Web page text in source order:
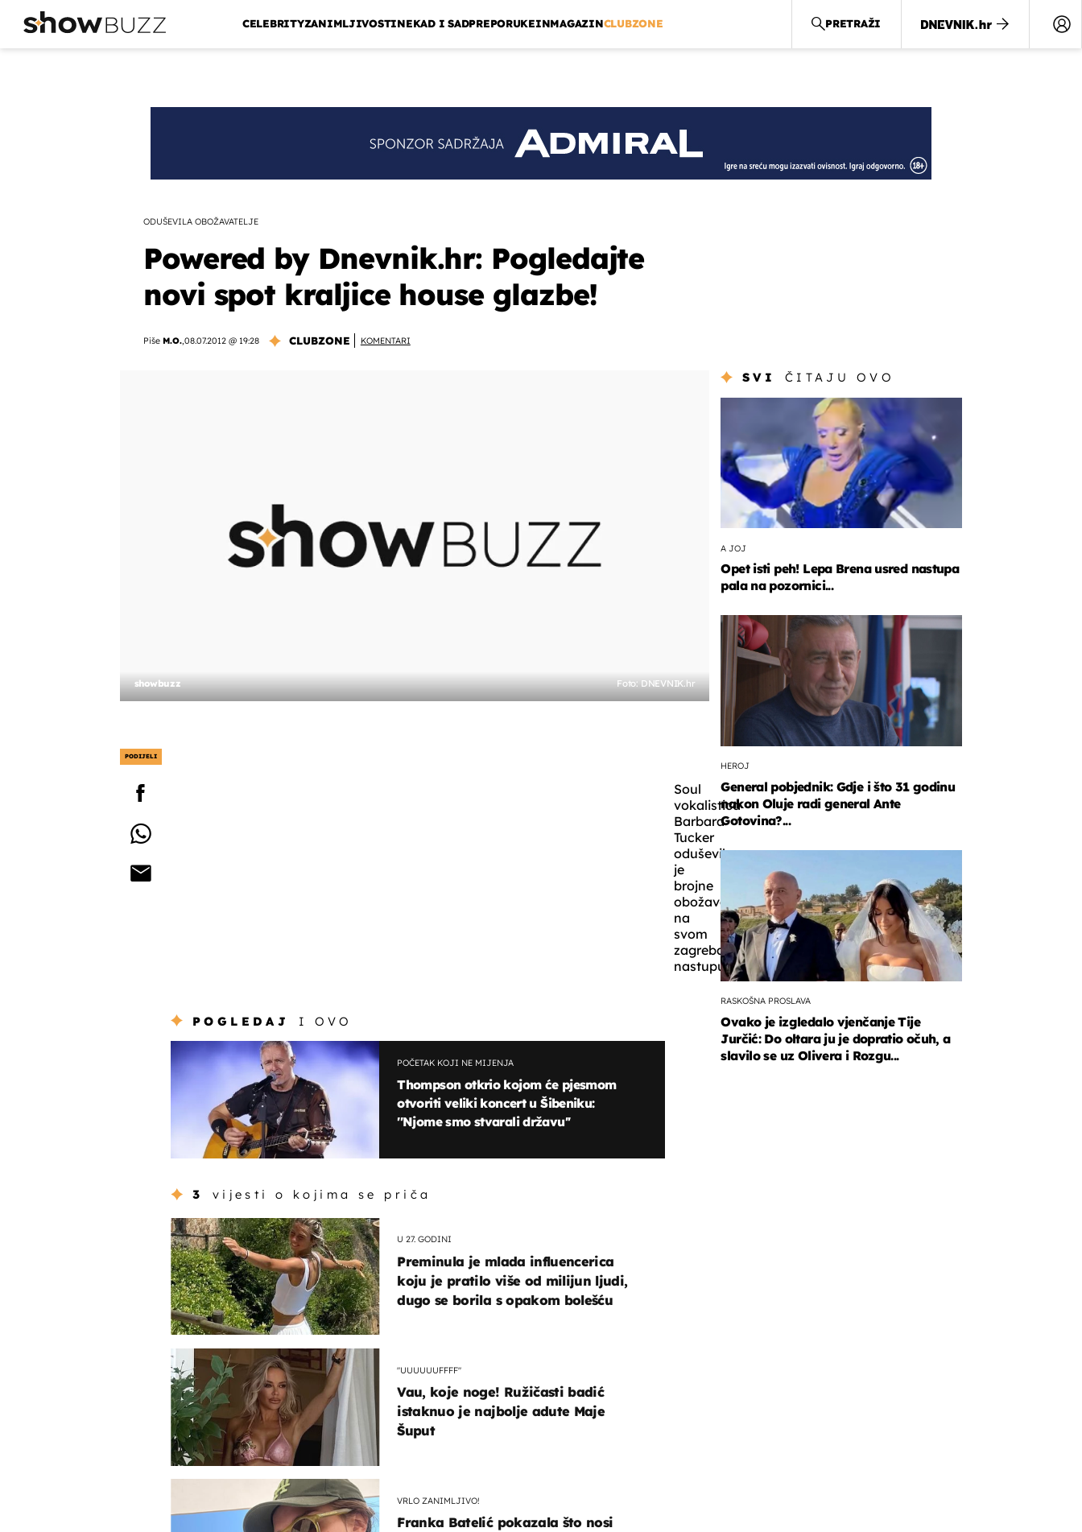
CELEBRITYZANIMLJIVOSTINEKAD I SADPREPORUKEINMAGAZINCLUBZONE PRETRAŽI
ODUŠEVILA OBOŽAVATELJE
Powered by Dnevnik.hr: Pogledajte
novi spot kraljice house glazbe!
Piše M.O.,08.07.2012 @ 19:28 CLUBZONE KOMENTARI
showbuzz Foto: DNEVNIK.hr
PODIJELI
Soul
vokalistica
Barbara
Tucker
oduševila
je
brojne
obožavatelje
na
svom
zagrebačkom
nastupu.
POGLEDAJ I OVO
POČETAK KOJI NE MIJENJA
Thompson otkrio kojom će pjesmom
otvoriti veliki koncert u Šibeniku:
''Njome smo stvarali državu''
3 vijesti o kojima se priča
U 27. GODINI
Preminula je mlada influencerica
koju je pratilo više od milijun ljudi,
dugo se borila s opakom bolešću
"UUUUUUFFFF"
Vau, koje noge! Ružičasti badić
istaknuo je najbolje adute Maje
Šuput
VRLO ZANIMLJIVO!
Franka Batelić pokazala što nosi
SVI ČITAJU OVO
A JOJ
Opet isti peh! Lepa Brena usred nastupa
pala na pozornici...
HEROJ
General pobjednik: Gdje i što 31 godinu
nakon Oluje radi general Ante
Gotovina?...
RASKOŠNA PROSLAVA
Ovako je izgledalo vjenčanje Tije
Jurčić: Do oltara ju je dopratio očuh, a
slavilo se uz Olivera i Rozgu...